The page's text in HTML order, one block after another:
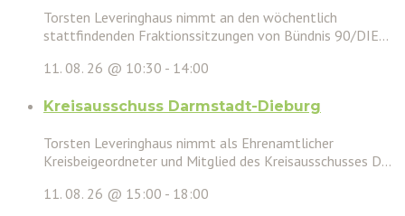
Torsten Leveringhaus nimmt an den wöchentlich
stattfindenden Fraktionssitzungen von Bündnis 90/DIE...
11. 08. 26 @ 10:30 - 14:00
Kreisausschuss Darmstadt-Dieburg
Torsten Leveringhaus nimmt als Ehrenamtlicher
Kreisbeigeordneter und Mitglied des Kreisausschusses D...
11. 08. 26 @ 15:00 - 18:00